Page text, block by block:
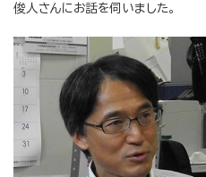
俊人さんにお話を伺いました。